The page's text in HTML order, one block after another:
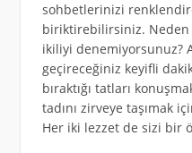
sohbetlerinizi
biriktirebilirsiniz.
ikiliyi denemiyorsunuz?
geçireceğiniz keyifli
bıraktığı tatları
tadını zirveye taşımak
Her iki lezzet de sizi bir